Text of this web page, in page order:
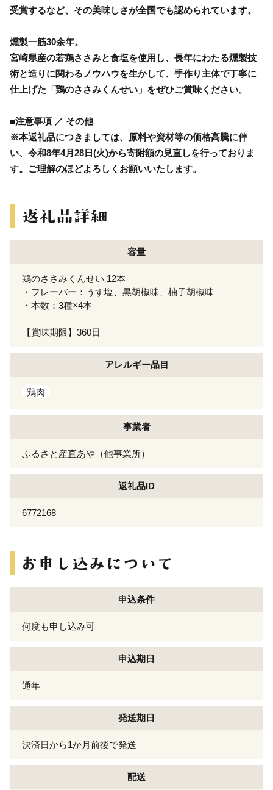
受賞するなど、その美味しさが全国でも認められています。
燻製一筋30余年。
宮崎県産の若鶏ささみと食塩を使用し、長年にわたる燻製技
術と造りに関わるノウハウを生かして、手作り主体で丁寧に
仕上げた「鶏のささみくんせい」をぜひご賞味ください。
■注意事項 ／ その他
※本返礼品につきましては、原料や資材等の価格高騰に伴
い、令和8年4月28日(火)から寄附額の見直しを行っておりま
す。ご理解のほどよろしくお願いいたします。
容量
鶏のささみくんせい 12本
・フレーバー：うす塩、黒胡椒味、柚子胡椒味
・本数：3種×4本
【賞味期限】360日
アレルギー品目
鶏肉
事業者
ふるさと産直あや（他事業所）
返礼品ID
6772168
申込条件
何度も申し込み可
申込期日
通年
発送期日
決済日から1か月前後で発送
配送